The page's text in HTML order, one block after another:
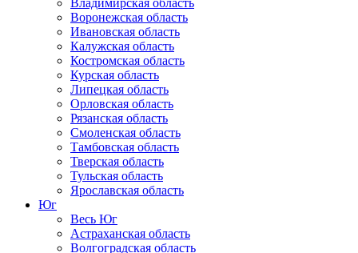
Владимирская область
Воронежская область
Ивановская область
Калужская область
Костромская область
Курская область
Липецкая область
Орловская область
Рязанская область
Смоленская область
Тамбовская область
Тверская область
Тульская область
Ярославская область
Юг
Весь Юг
Астраханская область
Волгоградская область